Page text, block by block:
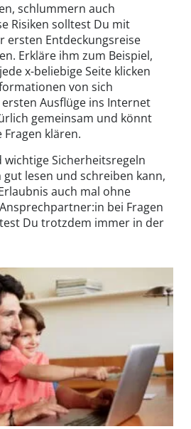
schlummern auch
Risiken solltest Du mit
ersten Entdeckungsreise
Erkläre ihm zum Beispiel,
x-beliebige Seite klicken
von sich
Ausflüge ins Internet
gemeinsam und könnt
klären.
wichtige Sicherheitsregeln
lesen und schreiben kann,
auch mal ohne
bei Fragen
Du trotzdem immer in der